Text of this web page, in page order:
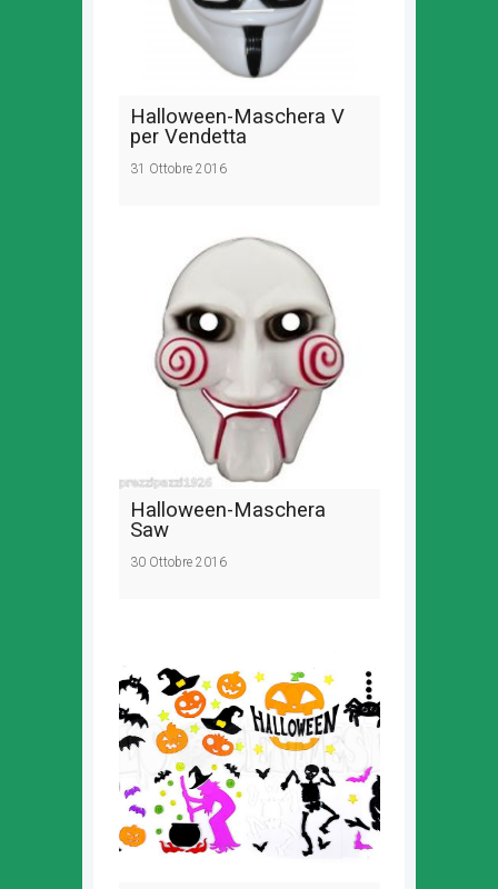
Halloween-Maschera V
per Vendetta
31 Ottobre 2016
Halloween-Maschera
Saw
30 Ottobre 2016